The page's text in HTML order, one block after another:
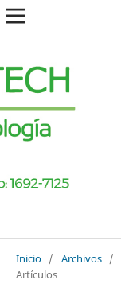
Inicio / Archivos /
Artículos